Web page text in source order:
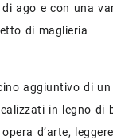
ago e con una
di maglieria
aggiuntivo di
in legno di
d’arte,